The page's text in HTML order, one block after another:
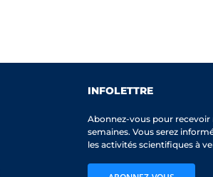
INFOLETTRE
Abonnez-vous pour
semaines. Vous serez
les activités scientifiques à